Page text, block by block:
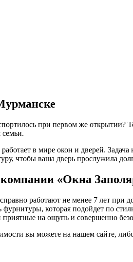
при первом же
семьи.
в мире окон и дверей.
чтобы ваша дверь прослужила
«Окна
работают не менее 7 лет при
которая подойдет по
на ощупь и совершенно
вы можете на нашем сайте,